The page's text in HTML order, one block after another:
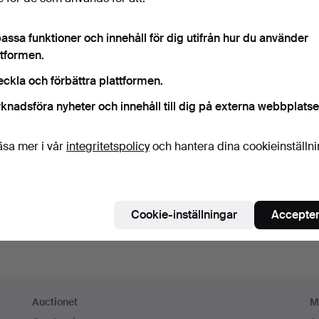
på Auctionets nyhetsbrev.
experttips, utvalda föremål och inspiration. Om du ångrar dig kan du
är över 18 år och jag godkänner användarvillkoren,
att jag har tagit del av
Auctionet
funktioner och innehåll för dig utifrån hur du använder
och förbättra plattformen.
nyheter och innehåll till dig på externa
mer i vår integritetspolicyoch hantera dina
Cookie-inställningar